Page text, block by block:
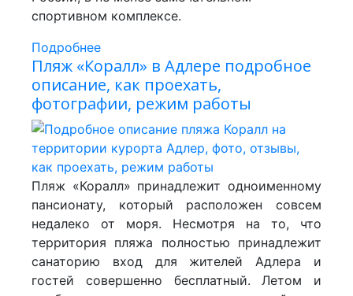
спортивном комплексе.
Подробнее
Пляж «Коралл» в Адлере подробное
описание, как проехать,
фотографии, режим работы
Пляж «Коралл» принадлежит одноименному
пансионату, который расположен совсем
недалеко от моря. Несмотря на то, что
территория пляжа полностью принадлежит
санаторию вход для жителей Адлера и
гостей совершенно бесплатный. Летом и